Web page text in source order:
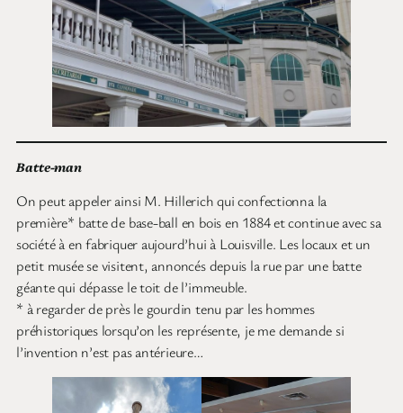
Batte-man
On peut appeler ainsi M. Hillerich qui confectionna la
première* batte de base-ball en bois en 1884 et continue avec sa
société à en fabriquer aujourd’hui à Louisville. Les locaux et un
petit musée se visitent, annoncés depuis la rue par une batte
géante qui dépasse le toit de l’immeuble.
* à regarder de près le gourdin tenu par les hommes
préhistoriques lorsqu’on les représente, je me demande si
l’invention n’est pas antérieure…